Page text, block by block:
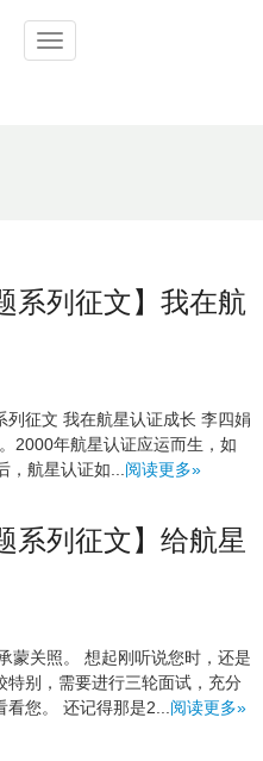
系列征文】我在航
征文 我在航星认证成长 李四娟
2000年航星认证应运而生，如
航星认证如... 阅读更多»
系列征文】给航星
蒙关照。 想起刚听说您时，还是
别，需要进行三轮面试，充分
您。 还记得那是2... 阅读更多»